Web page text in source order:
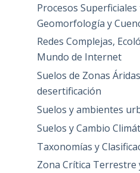
Procesos
Geomorfología y
Redes Complejas,
Mundo de Internet
Suelos de Zonas
desertificación
Suelos y ambientes
Suelos y Cambio
Taxonomías y
Zona Crítica Terrestre